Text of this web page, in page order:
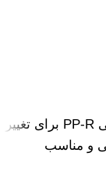
اتصال جوشی PP-R برای تغییر
و مناسب